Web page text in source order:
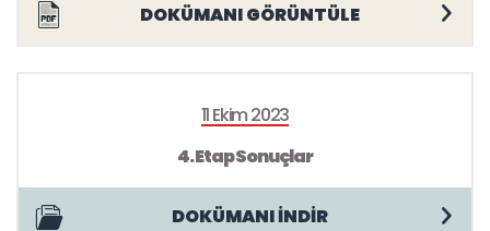
DOKÜMANI GÖRÜNTÜLE
11 Ekim 2023
4. Etap Sonuçlar
DOKÜMANI İNDİR